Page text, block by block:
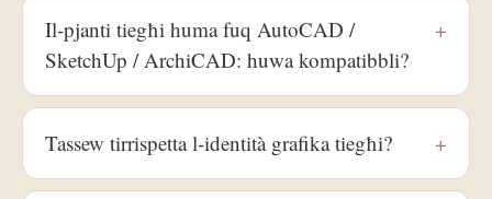
Il-pjanti tiegħi huma fuq AutoCAD /
SketchUp / ArchiCAD: huwa kompatibbli?
+
Tassew tirrispetta l-identità grafika tiegħi? +